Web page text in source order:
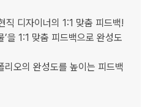
디자이너의 1:1 맞춤 피드백!
’을 1:1 맞춤 피드백으로 완성도
리오의 완성도를 높이는 피드백